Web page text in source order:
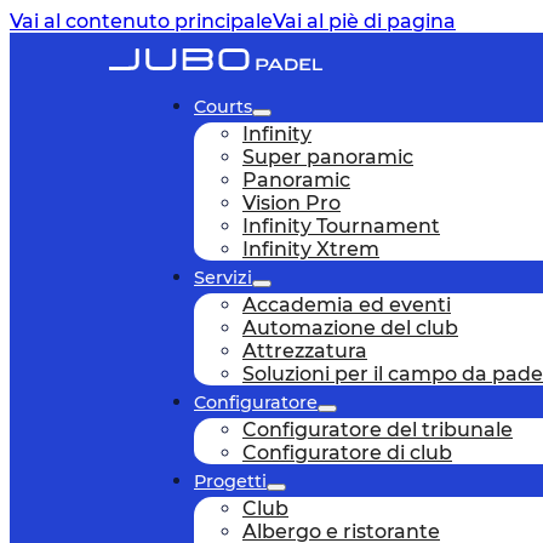
Vai al contenuto principaleVai al piè di pagina
Courts
Infinity
Super panoramic
Panoramic
Vision Pro
Infinity Tournament
Infinity Xtrem
Servizi
Accademia ed eventi
Automazione del club
Attrezzatura
Soluzioni per il campo da
Configuratore
Configuratore del tribunale
Configuratore di club
Progetti
Club
Albergo e ristorante